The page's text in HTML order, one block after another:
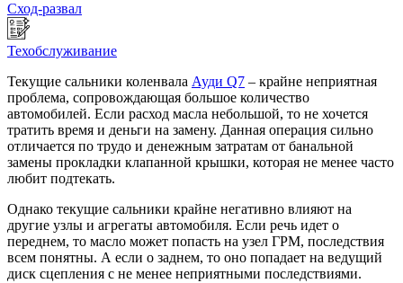
Сход-развал
Техобслуживание
Текущие сальники коленвала Ауди Q7 – крайне неприятная
проблема, сопровождающая большое количество
автомобилей. Если расход масла небольшой, то не хочется
тратить время и деньги на замену. Данная операция сильно
отличается по трудо и денежным затратам от банальной
замены прокладки клапанной крышки, которая не менее часто
любит подтекать.
Однако текущие сальники крайне негативно влияют на
другие узлы и агрегаты автомобиля. Если речь идет о
переднем, то масло может попасть на узел ГРМ, последствия
всем понятны. А если о заднем, то оно попадает на ведущий
диск сцепления с не менее неприятными последствиями.